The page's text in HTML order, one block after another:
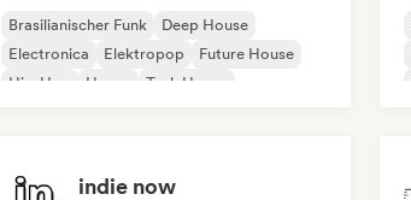
Brasilianischer Funk
Deep House
Electronica
Elektropop
Future House
Hip-Hop
House Tech House
indie now